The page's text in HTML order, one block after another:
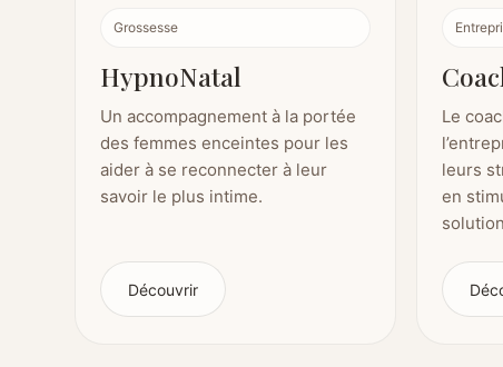
Grossesse
HypnoNatal
Un accompagnement à la portée
des femmes enceintes pour les
aider à se reconnecter à leur
savoir le plus intime.
Découvrir
Le
leurs
en